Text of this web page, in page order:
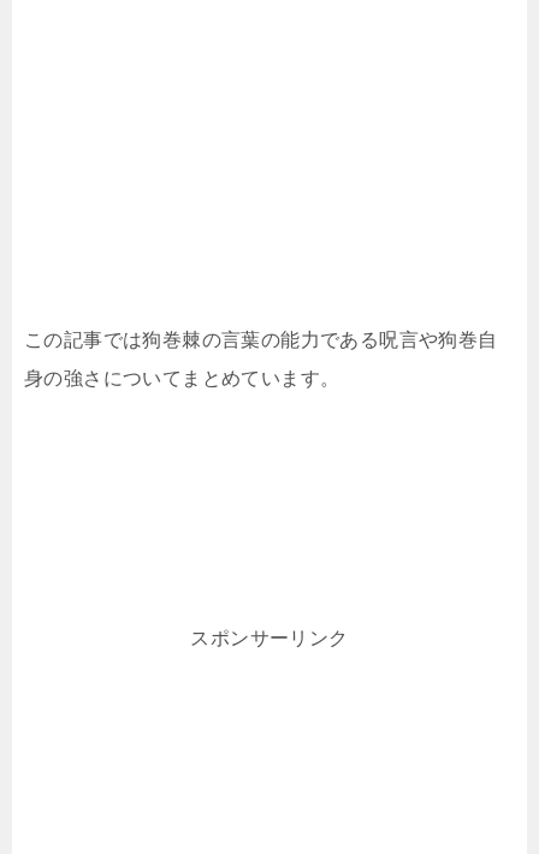
この記事では狗巻棘の言葉の能力である呪言や狗巻自
身の強さについてまとめています。
スポンサーリンク